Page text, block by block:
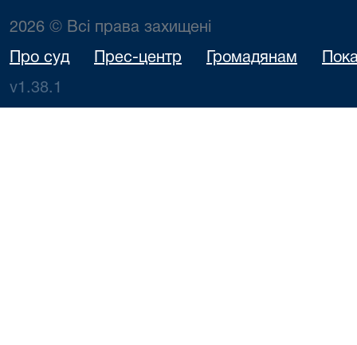
2026 © Всі права захищені
Про суд Прес-центр Громадянам
v1.38.1